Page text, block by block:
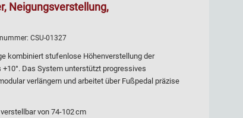
Neigungsverstellung,
CSU-01327
kombiniert stufenlose Höhenverstellung der
Das System unterstützt progressives
verlängern und arbeitet über Fußpedal präzise
von 74-102 cm